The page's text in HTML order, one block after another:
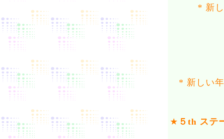
* 新
* 新しい
★ ５th ステ